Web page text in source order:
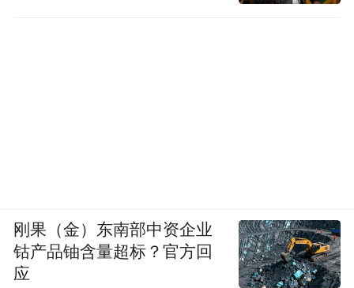
刚果（金）东南部中资企业
钴产品铀含量超标？官方回
应